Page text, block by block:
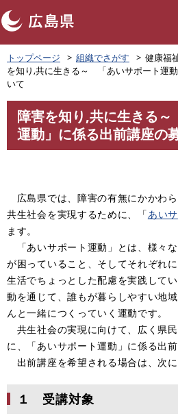
ペ
ー
ジ
の
す
トップページ 組織でさがす 健康福
を知り,共に生きる～ 「あいサポート運
いて
障害を知り,共に生きる
運動」に係る出前講座の
広島県では、障害の有無にかかわ
共生社会を実現するために、「あい
ます。
「あいサポート運動」とは、様々
が困っていること、そしてそれぞれ
生活でちょっとした配慮を実践して
動を通じて、誰もが暮らしやすい地
んと一緒につくっていく運動です。
共生社会の実現に向けて、広く県
に、「あいサポート運動」に係る出
出前講座を希望される場合は、次に
１ 受講対象